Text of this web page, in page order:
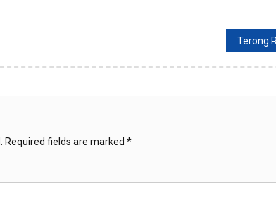
Required fields are marked *